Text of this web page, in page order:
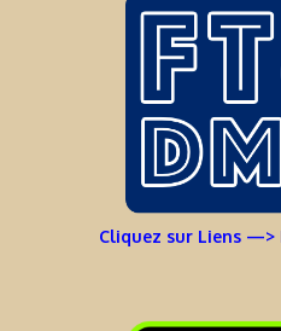
Cliquez sur Liens —>